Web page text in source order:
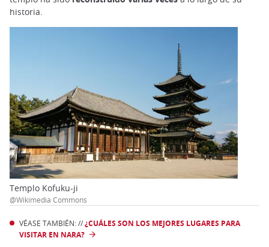
historia.
Templo Kofuku-ji
@Wikimedia Commons
VÉASE TAMBIÉN: //¿CUÁLES SON LOS MEJORES LUGARES PARA
VISITAR EN NARA?